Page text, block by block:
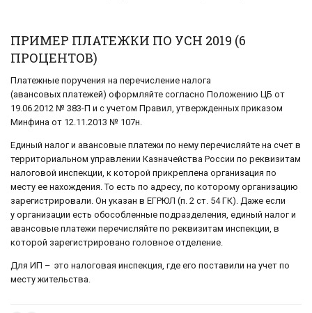
ПРИМЕР ПЛАТЕЖКИ ПО УСН 2019 (6
ПРОЦЕНТОВ)
Платежные поручения на перечисление налога
(авансовых платежей) оформляйте согласно Положению ЦБ от
19.06.2012 № 383-П и с учетом Правил, утвержденных приказом
Минфина от 12.11.2013 № 107н.
Единый налог и авансовые платежи по нему перечисляйте на счет в
территориальном управлении Казначейства России по реквизитам
налоговой инспекции, к которой прикреплена организация по
месту ее нахождения. То есть по адресу, по которому организацию
зарегистрировали. Он указан в ЕГРЮЛ (п. 2 ст. 54 ГК). Даже если
у организации есть обособленные подразделения, единый налог и
авансовые платежи перечисляйте по реквизитам инспекции, в
которой зарегистрировано головное отделение.
Для ИП – это налоговая инспекция, где его поставили на учет по
месту жительства.